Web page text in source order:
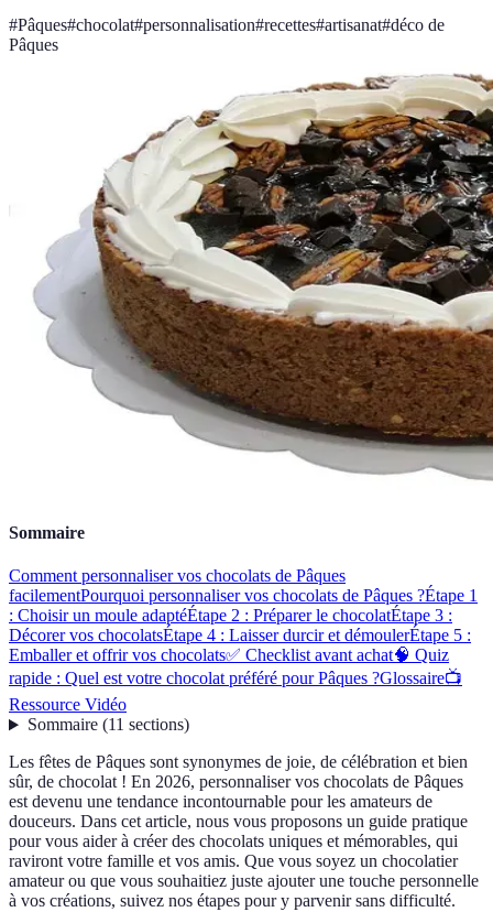
#Pâques#chocolat#personnalisation#recettes#artisanat#déco de
Pâques
Sommaire
Comment personnaliser vos chocolats de Pâques
facilementPourquoi personnaliser vos chocolats de Pâques ?Étape 1
: Choisir un moule adaptéÉtape 2 : Préparer le chocolatÉtape 3 :
Décorer vos chocolatsÉtape 4 : Laisser durcir et démoulerÉtape 5 :
Emballer et offrir vos chocolats✅ Checklist avant achat🧠 Quiz
rapide : Quel est votre chocolat préféré pour Pâques ?Glossaire📺
Ressource Vidéo
Sommaire(11 sections)
Les fêtes de Pâques sont synonymes de joie, de célébration et bien
sûr, de chocolat ! En 2026, personnaliser vos chocolats de Pâques
est devenu une tendance incontournable pour les amateurs de
douceurs. Dans cet article, nous vous proposons un guide pratique
pour vous aider à créer des chocolats uniques et mémorables, qui
raviront votre famille et vos amis. Que vous soyez un chocolatier
amateur ou que vous souhaitiez juste ajouter une touche personnelle
à vos créations, suivez nos étapes pour y parvenir sans difficulté.